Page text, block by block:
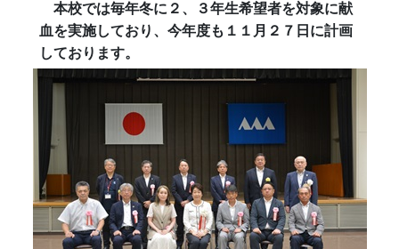
本校では毎年冬に２、３年生希望者を対象に献
血を実施しており、今年度も１１月２７日に計画
しております。